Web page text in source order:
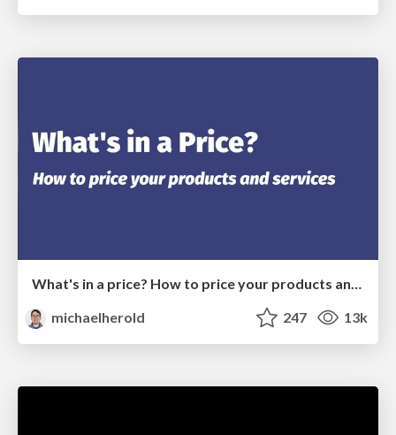
What's in a price? How to price your products and services
michaelherold
247 13k